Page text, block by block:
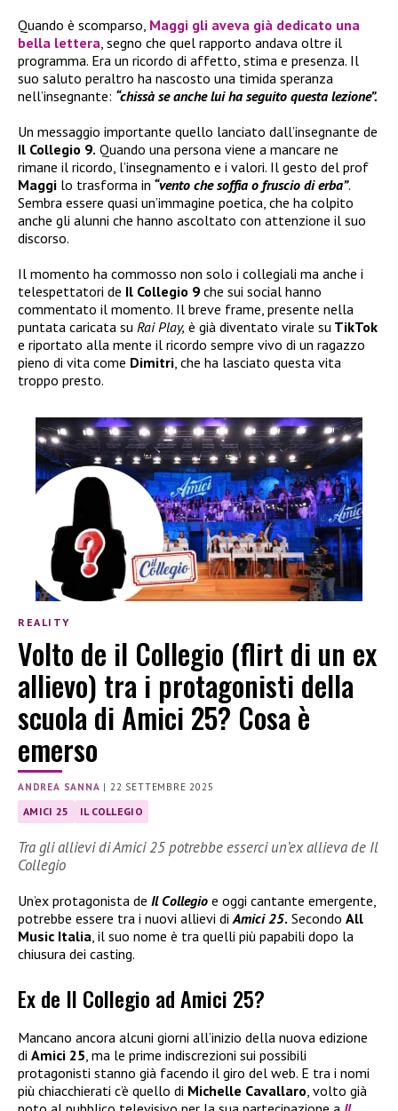
Quando è scomparso, Maggi gli aveva già dedicato una
bella lettera, segno che quel rapporto andava oltre il
programma. Era un ricordo di affetto, stima e presenza. Il
suo saluto peraltro ha nascosto una timida speranza
nell’insegnante: “chissà se anche lui ha seguito questa lezione”.
Un messaggio importante quello lanciato dall’insegnante de
Il Collegio 9. Quando una persona viene a mancare ne
rimane il ricordo, l’insegnamento e i valori. Il gesto del prof
Maggi lo trasforma in “vento che soffia o fruscio di erba”.
Sembra essere quasi un’immagine poetica, che ha colpito
anche gli alunni che hanno ascoltato con attenzione il suo
discorso.
Il momento ha commosso non solo i collegiali ma anche i
telespettatori de Il Collegio 9 che sui social hanno
commentato il momento. Il breve frame, presente nella
puntata caricata su Rai Play, è già diventato virale su TikTok
e riportato alla mente il ricordo sempre vivo di un ragazzo
pieno di vita come Dimitri, che ha lasciato questa vita
troppo presto.
REALITY
Volto de il Collegio (flirt di un ex
allievo) tra i protagonisti della
scuola di Amici 25? Cosa è
emerso
ANDREA SANNA | 22 SETTEMBRE 2025
AMICI 25 IL COLLEGIO
Tra gli allievi di Amici 25 potrebbe esserci un’ex allieva de Il
Collegio
Un’ex protagonista de Il Collegio e oggi cantante emergente,
potrebbe essere tra i nuovi allievi di Amici 25. Secondo All
Music Italia , il suo nome è tra quelli più papabili dopo la
chiusura dei casting.
Ex de Il Collegio ad Amici 25?
Mancano ancora alcuni giorni all’inizio della nuova edizione
di Amici 25 , ma le prime indiscrezioni sui possibili
protagonisti stanno già facendo il giro del web. E tra i nomi
più chiacchierati c’è quello di Michelle Cavallaro , volto già